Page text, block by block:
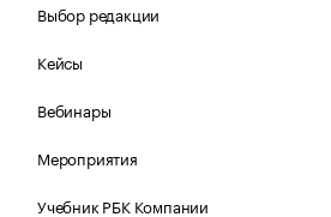
Выбор редакции
Кейсы
Вебинары
Мероприятия
Учебник РБК Компании